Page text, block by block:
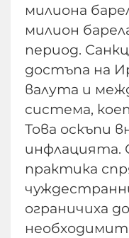
милиона
милион
период.
достъпа на
валута и
система,
Това оскъпи
инфлацията.
практика
ограничиха